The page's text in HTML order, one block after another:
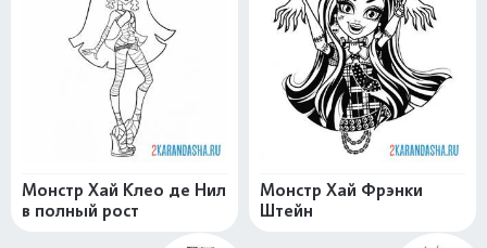
Монстр Хай Клео де Нил
в полный рост
Монстр Хай Фрэнки
Штейн